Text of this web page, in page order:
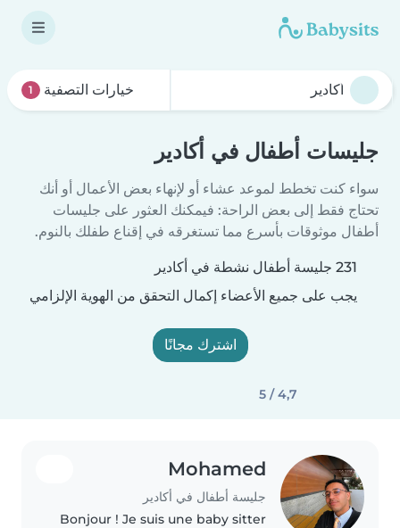
خيارات التصفية 1
جليسات أطفال في أكادير
سواء كنت تخطط لموعد عشاء أو لإنهاء بعض الأعمال أو أنك
تحتاج فقط إلى بعض الراحة: فيمكنك العثور على جليسات
أطفال موثوقات بأسرع مما تستغرقه في إقناع طفلك بالنوم.
231 جليسة أطفال نشطة في أكادير
يجب على جميع الأعضاء إكمال التحقق من الهوية الإلزامي
اشترك مجانًا
4,7 / 5
Mohamed
جليسة أطفال في أكادير
Bonjour ! Je suis une baby sitter